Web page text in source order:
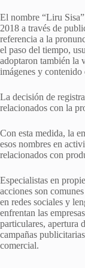
El nombre “Liru
2018 a través de
referencia a la
el paso del tiempo,
adoptaron también la
imágenes y
La decisión de
relacionados con la
Con esta medida, la
esos nombres en
relacionados con
Especialistas en
acciones son
en redes sociales y
enfrentan las
particulares, apertura
campañas
comercial.